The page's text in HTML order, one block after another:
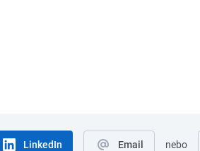
LinkedIn Email nebo